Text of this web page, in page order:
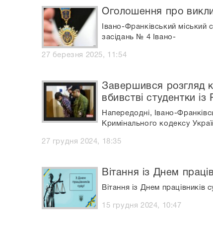
Оголошення про
Івано-Франківський
засідань № 4 Івано-
27 березня 2025, 11:54
Завершився розгляд
вбивстві студентки
Напередодні, Івано-
Кримінального кодексу
27 грудня 2024, 18:35
Вітання із Днем
Вітання із Днем працівників
15 грудня 2024, 10:47